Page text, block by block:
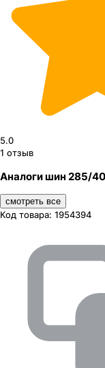
5.0
1 отзыв
Аналоги шин 285/
смотреть все
Код товара: 1954394